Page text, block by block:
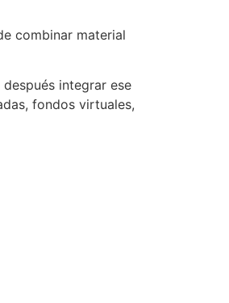
combinar material
integrar ese
fondos virtuales,